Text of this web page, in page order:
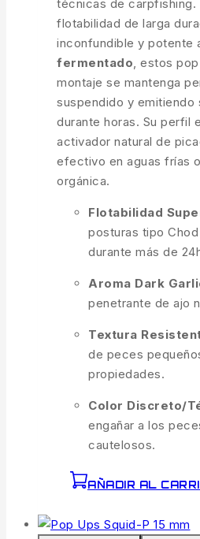
técnicas de carpfishing.
flotabilidad de larga
inconfundible y potente
fermentado, estos
montaje se mantenga
suspendido y emitiendo
durante horas. Su perfil
activador natural de
efectivo en aguas frías
orgánica.
Flotabilidad
posturas tipo Chod
durante más de
Aroma Dark
penetrante de ajo
Textura
de peces
propiedades.
Color Discreto/
engañar a los
cautelosos.
AÑADIR AL